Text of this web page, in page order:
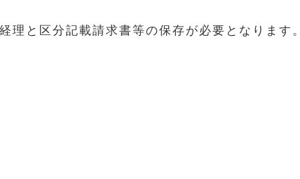
と区分記載請求書等の保存が必要となります。